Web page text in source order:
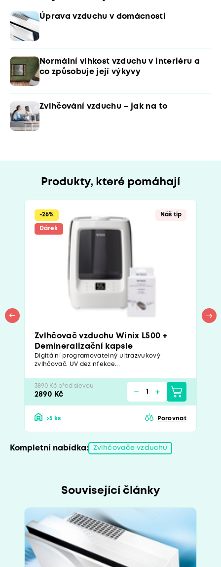
Úprava vzduchu v domácnosti
Normální vlhkost vzduchu v interiéru a
co způsobuje její výkyvy
Zvlhčování vzduchu – jak na to
Produkty, které pomáhají
Dárek
-26% Náš tip
Zvlhčovač vzduchu Winix L500 +
Demineralizační kapsle
Digitální programovatelný ultrazvukový
zvlhčovač. UV dezinfekce...
3890 Kč před slevou
2890 Kč
>5 ks Porovnat
Kompletní nabídka: Zvlhčovače vzduchu
Související články